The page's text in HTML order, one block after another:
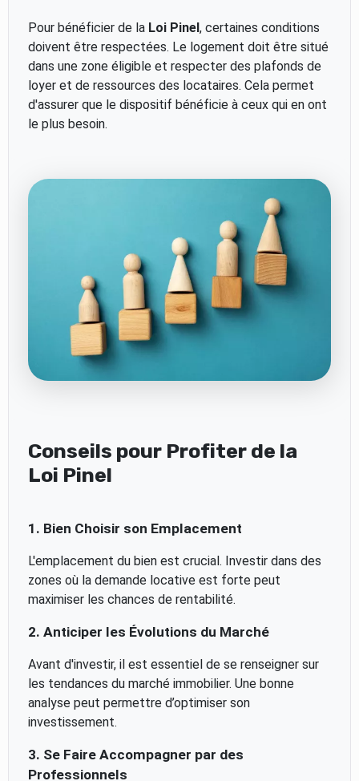
Pour bénéficier de la Loi Pinel, certaines conditions
doivent être respectées. Le logement doit être situé
dans une zone éligible et respecter des plafonds de
loyer et de ressources des locataires. Cela permet
d'assurer que le dispositif bénéficie à ceux qui en ont
le plus besoin.
Conseils pour Profiter de la
Loi Pinel
1. Bien Choisir son Emplacement
L'emplacement du bien est crucial. Investir dans des
zones où la demande locative est forte peut
maximiser les chances de rentabilité.
2. Anticiper les Évolutions du Marché
Avant d'investir, il est essentiel de se renseigner sur
les tendances du marché immobilier. Une bonne
analyse peut permettre d’optimiser son
investissement.
3. Se Faire Accompagner par des
Professionnels